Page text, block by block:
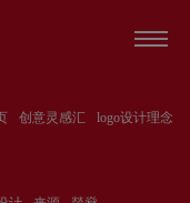
创意灵感汇
logo设计理念